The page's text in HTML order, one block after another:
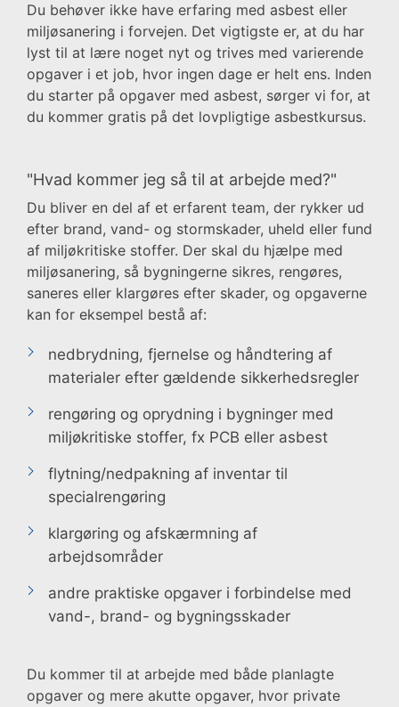
Du behøver ikke have erfaring med asbest eller
miljøsanering i forvejen. Det vigtigste er, at du har
lyst til at lære noget nyt og trives med varierende
opgaver i et job, hvor ingen dage er helt ens. Inden
du starter på opgaver med asbest, sørger vi for, at
du kommer gratis på det lovpligtige asbestkursus.
"Hvad kommer jeg så til at arbejde med?"
Du bliver en del af et erfarent team, der rykker ud
efter brand, vand- og stormskader, uheld eller fund
af miljøkritiske stoffer. Der skal du hjælpe med
miljøsanering, så bygningerne sikres, rengøres,
saneres eller klargøres efter skader, og opgaverne
kan for eksempel bestå af:
nedbrydning, fjernelse og håndtering af
materialer efter gældende sikkerhedsregler
rengøring og oprydning i bygninger med
miljøkritiske stoffer, fx PCB eller asbest
flytning/nedpakning af inventar til
specialrengøring
klargøring og afskærmning af
arbejdsområder
andre praktiske opgaver i forbindelse med
vand-, brand- og bygningsskader
Du kommer til at arbejde med både planlagte
opgaver og mere akutte opgaver, hvor private